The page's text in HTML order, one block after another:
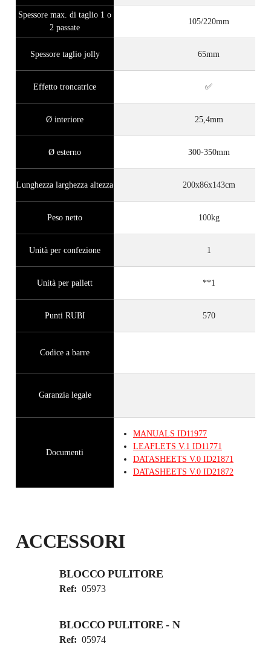
Spessore max. di taglio 1 o
2 passate
105/220mm
Spessore taglio jolly 65mm
Effetto troncatrice ✅
Ø interiore 25,4mm
Ø esterno 300-350mm
Lunghezza larghezza altezza 200x86x143cm
Peso netto 100kg
Unità per confezione 1
Unità per pallett **1
Punti RUBI 570
Codice a barre
Garanzia legale
Documenti
MANUALS ID11977
LEAFLETS V.1 ID11771
DATASHEETS V.0 ID21871
DATASHEETS V.0 ID21872
ACCESSORI
BLOCCO PULITORE
Ref: 05973
BLOCCO PULITORE - N
Ref: 05974